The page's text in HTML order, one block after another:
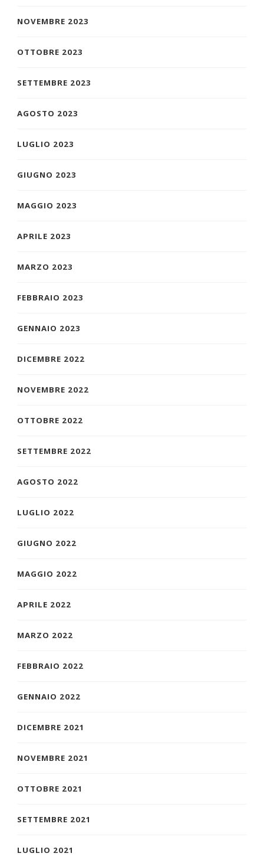
NOVEMBRE 2023
OTTOBRE 2023
SETTEMBRE 2023
AGOSTO 2023
LUGLIO 2023
GIUGNO 2023
MAGGIO 2023
APRILE 2023
MARZO 2023
FEBBRAIO 2023
GENNAIO 2023
DICEMBRE 2022
NOVEMBRE 2022
OTTOBRE 2022
SETTEMBRE 2022
AGOSTO 2022
LUGLIO 2022
GIUGNO 2022
MAGGIO 2022
APRILE 2022
MARZO 2022
FEBBRAIO 2022
GENNAIO 2022
DICEMBRE 2021
NOVEMBRE 2021
OTTOBRE 2021
SETTEMBRE 2021
LUGLIO 2021